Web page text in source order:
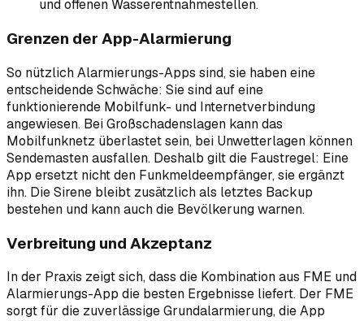
und offenen Wasserentnahmestellen.
Grenzen der App-Alarmierung
So nützlich Alarmierungs-Apps sind, sie haben eine
entscheidende Schwäche: Sie sind auf eine
funktionierende Mobilfunk- und Internetverbindung
angewiesen. Bei Großschadenslagen kann das
Mobilfunknetz überlastet sein, bei Unwetterlagen können
Sendemasten ausfallen. Deshalb gilt die Faustregel: Eine
App ersetzt nicht den Funkmeldeempfänger, sie ergänzt
ihn. Die Sirene bleibt zusätzlich als letztes Backup
bestehen und kann auch die Bevölkerung warnen.
Verbreitung und Akzeptanz
In der Praxis zeigt sich, dass die Kombination aus FME und
Alarmierungs-App die besten Ergebnisse liefert. Der FME
sorgt für die zuverlässige Grundalarmierung, die App